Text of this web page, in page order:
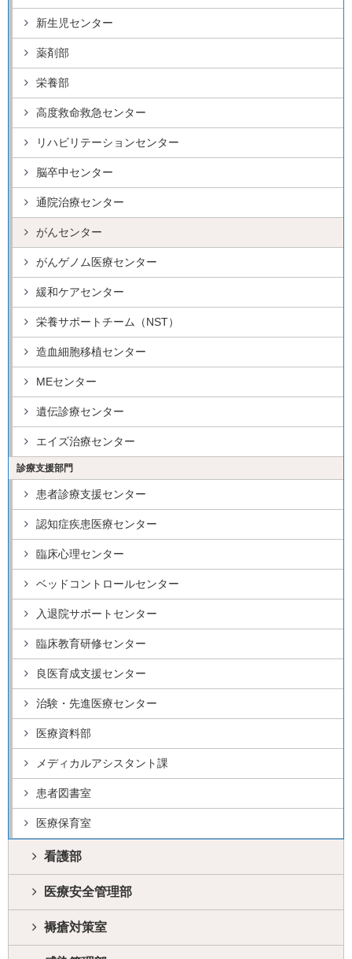
新生児センター
薬剤部
栄養部
高度救命救急センター
リハビリテーションセンター
脳卒中センター
通院治療センター
がんセンター
がんゲノム医療センター
緩和ケアセンター
栄養サポートチーム（NST）
造血細胞移植センター
MEセンター
遺伝診療センター
エイズ治療センター
診療支援部門
患者診療支援センター
認知症疾患医療センター
臨床心理センター
ベッドコントロールセンター
入退院サポートセンター
臨床教育研修センター
良医育成支援センター
治験・先進医療センター
医療資料部
メディカルアシスタント課
患者図書室
医療保育室
看護部
医療安全管理部
褥瘡対策室